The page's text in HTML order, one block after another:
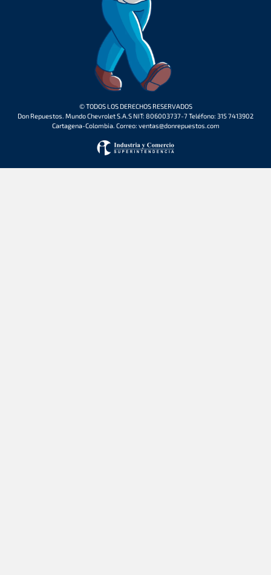
© TODOS LOS DERECHOS RESERVADOS
Don Repuestos. Mundo Chevrolet S.A.S NIT: 806003737-7 Teléfono: 315 7413902
Cartagena-Colombia. Correo: ventas@donrepuestos.com